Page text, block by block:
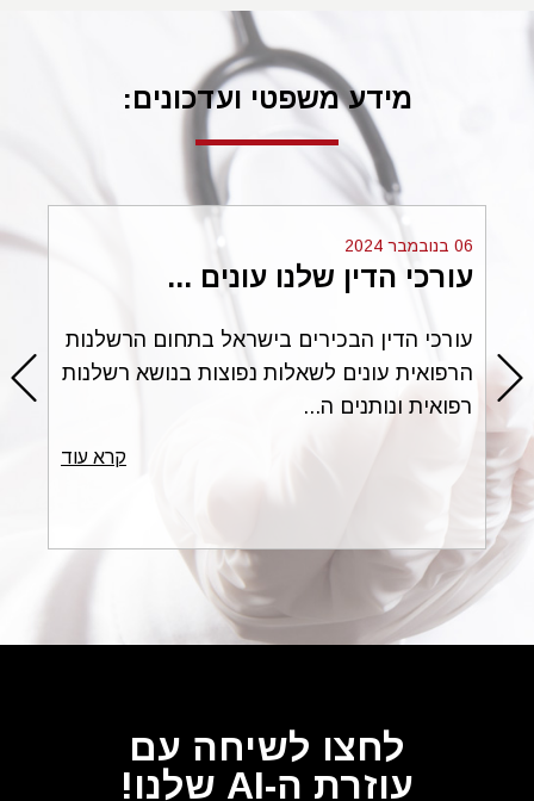
מידע משפטי ועדכונים:
עוד
06 בנובמבר 2024
עורכי הדין שלנו עונים ...
עורכי הדין הבכירים בישראל בתחום הרשלנות
הרפואית עונים לשאלות נפוצות בנושא רשלנות
רפואית ונותנים ה...
קרא עוד
לחצו לשיחה עם
עוזרת ה-AI
שלנו!